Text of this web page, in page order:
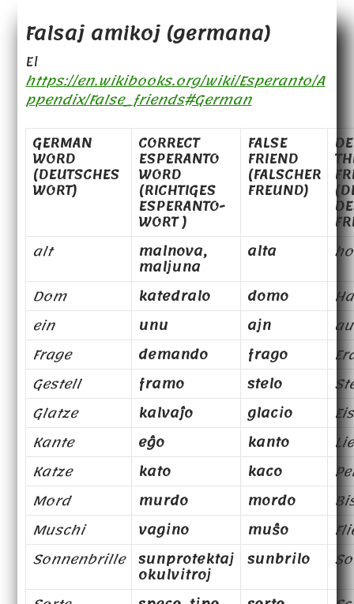
Falsaj amikoj (germana)
El
https://en.wikibooks.org/wiki/Esperanto/A
ppendix/False_friends#German
GERMAN
WORD
(DEUTSCHES
WORT)
CORRECT
ESPERANTO
WORD
(RICHTIGES
ESPERANTO-
WORT )
FALSE
FRIEND
(FALSCHER
FREUND)
alt
malnova,
maljuna
alta
Dom
katedralo domo
ein
unu ajn
Frage
demando frago
Gestell
framo stelo
Glatze
kalvaĵo glacio
Eis
Kante
eĝo kanto
Katze
kato kaco
Mord
murdo mordo
Muschi
vagino muŝo
Sonnenbrille sunprotektaj
okulvitroj
sunbrilo